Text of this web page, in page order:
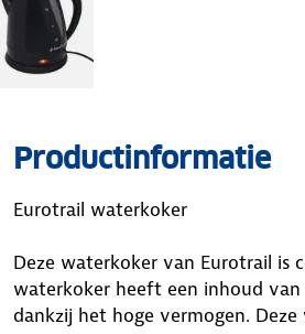
Productinformatie
Eurotrail waterkoker
Deze waterkoker van Eurotrail is
waterkoker heeft een inhoud
dankzij het hoge vermogen.